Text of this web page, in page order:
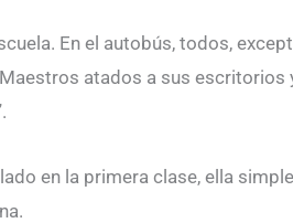
En el autobús, todos,
atados a sus
en la primera clase, ella